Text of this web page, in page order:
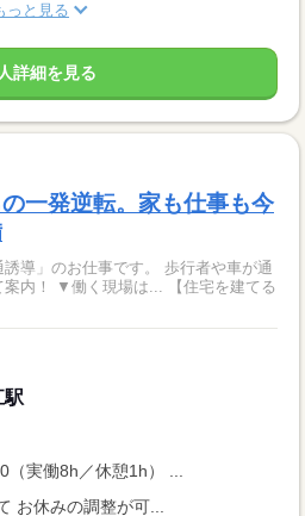
っと見る
詳細を見る
一発逆転。家も仕事も今
仕事です。 歩行者や車が通
宅を建てる
駅
実働8h／休憩1h） ...
お休みの調整が可...